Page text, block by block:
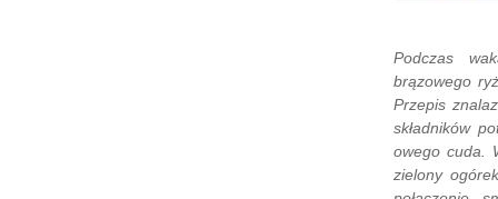
Podczas
brązowego
Przepis
składników
owego cuda.
zielony